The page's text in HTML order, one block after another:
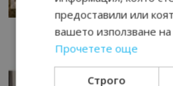
предоставили или
вашето използване на
Прочетете още
Строго